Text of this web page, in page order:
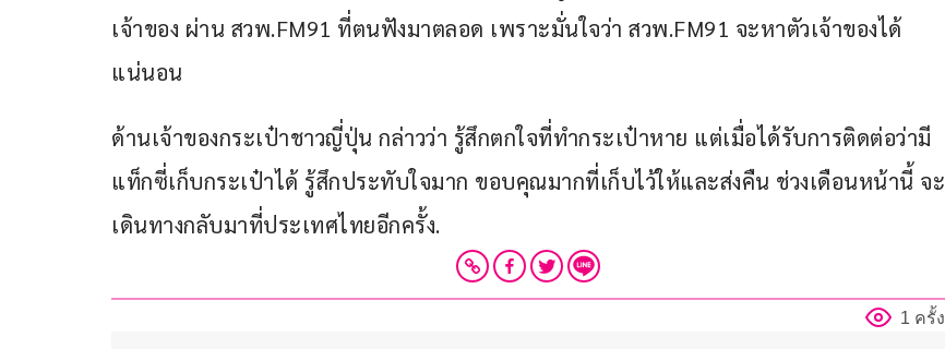
เจ้าของ ผ่าน สวพ.FM91 ที่ตนฟังมาตลอด เพราะมั่นใจว่า สวพ.FM91 จะหาตัวเจ้าของได้
แน่นอน
ด้านเจ้าของกระเป๋าชาวญี่ปุ่น กล่าวว่า รู้สึกตกใจที่ทำกระเป๋าหาย แต่เมื่อได้รับการติดต่อว่ามี
แท็กซี่เก็บกระเป๋าได้ รู้สึกประทับใจมาก ขอบคุณมากที่เก็บไว้ให้และส่งคืน ช่วงเดือนหน้านี้ จะ
เดินทางกลับมาที่ประเทศไทยอีกครั้ง.
1 ครั้ง